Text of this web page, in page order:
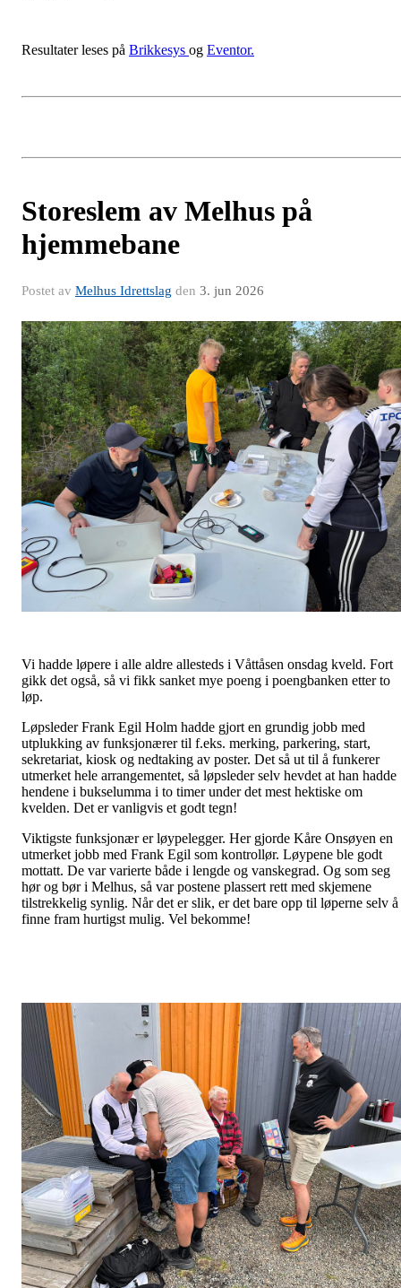
Resultater leses på Brikkesys og Eventor.
Storeslem av Melhus på
hjemmebane
Postet av Melhus Idrettslag den 3. jun 2026
Vi hadde løpere i alle aldre allesteds i Våttåsen onsdag kveld. Fort
gikk det også, så vi fikk sanket mye poeng i poengbanken etter to
løp.
Løpsleder Frank Egil Holm hadde gjort en grundig jobb med
utplukking av funksjonærer til f.eks. merking, parkering, start,
sekretariat, kiosk og nedtaking av poster. Det så ut til å funkerer
utmerket hele arrangementet, så løpsleder selv hevdet at han hadde
hendene i bukselumma i to timer under det mest hektiske om
kvelden. Det er vanligvis et godt tegn!
Viktigste funksjonær er løypelegger. Her gjorde Kåre Onsøyen en
utmerket jobb med Frank Egil som kontrollør. Løypene ble godt
mottatt. De var varierte både i lengde og vanskegrad. Og som seg
hør og bør i Melhus, så var postene plassert rett med skjemene
tilstrekkelig synlig. Når det er slik, er det bare opp til løperne selv å
finne fram hurtigst mulig. Vel bekomme!